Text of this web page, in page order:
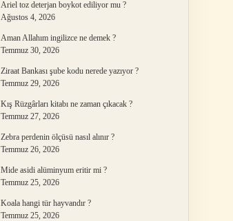
Ariel toz deterjan boykot ediliyor mu ?
Ağustos 4, 2026
Aman Allahım ingilizce ne demek ?
Temmuz 30, 2026
Ziraat Bankası şube kodu nerede yazıyor ?
Temmuz 29, 2026
Kış Rüzgârları kitabı ne zaman çıkacak ?
Temmuz 27, 2026
Zebra perdenin ölçüsü nasıl alınır ?
Temmuz 26, 2026
Mide asidi alüminyum eritir mi ?
Temmuz 25, 2026
Koala hangi tür hayvandır ?
Temmuz 25, 2026